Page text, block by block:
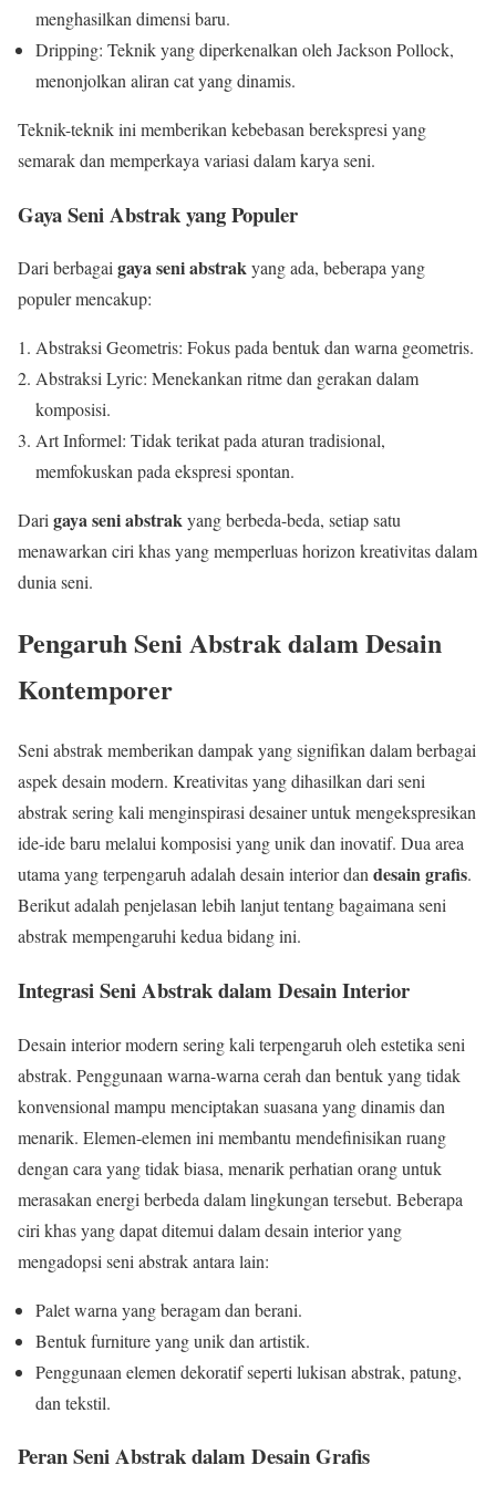
menghasilkan dimensi baru.
Dripping: Teknik yang diperkenalkan oleh Jackson Pollock,
menonjolkan aliran cat yang dinamis.
Teknik-teknik ini memberikan kebebasan berekspresi yang
semarak dan memperkaya variasi dalam karya seni.
Gaya Seni Abstrak yang Populer
Dari berbagaigaya seni abstrakyang ada, beberapa yang
populer mencakup:
Abstraksi Geometris: Fokus pada bentuk dan warna geometris.
Abstraksi Lyric: Menekankan ritme dan gerakan dalam
komposisi.
Art Informel: Tidak terikat pada aturan tradisional,
memfokuskan pada ekspresi spontan.
Darigaya seni abstrakyang berbeda-beda, setiap satu
menawarkan ciri khas yang memperluas horizon kreativitas dalam
dunia seni.
Pengaruh Seni Abstrak dalam Desain
Kontemporer
Seni abstrak memberikan dampak yang signifikan dalam berbagai
aspek desain modern. Kreativitas yang dihasilkan dari seni
abstrak sering kali menginspirasi desainer untuk mengekspresikan
ide-ide baru melalui komposisi yang unik dan inovatif. Dua area
utama yang terpengaruh adalah desain interior dandesain grafis.
Berikut adalah penjelasan lebih lanjut tentang bagaimana seni
abstrak mempengaruhi kedua bidang ini.
Integrasi Seni Abstrak dalam Desain Interior
Desain interior modern sering kali terpengaruh oleh estetika seni
abstrak. Penggunaan warna-warna cerah dan bentuk yang tidak
konvensional mampu menciptakan suasana yang dinamis dan
menarik. Elemen-elemen ini membantu mendefinisikan ruang
dengan cara yang tidak biasa, menarik perhatian orang untuk
merasakan energi berbeda dalam lingkungan tersebut. Beberapa
ciri khas yang dapat ditemui dalam desain interior yang
mengadopsi seni abstrak antara lain:
Palet warna yang beragam dan berani.
Bentuk furniture yang unik dan artistik.
Penggunaan elemen dekoratif seperti lukisan abstrak, patung,
dan tekstil.
Peran Seni Abstrak dalam Desain Grafis